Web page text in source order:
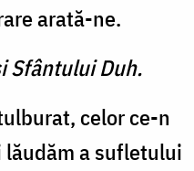
arată-ne.
Sfântului Duh.
celor ce-n
a sufletului